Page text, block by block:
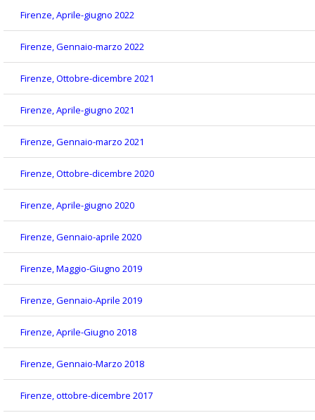
Firenze, Aprile-giugno 2022
Firenze, Gennaio-marzo 2022
Firenze, Ottobre-dicembre 2021
Firenze, Aprile-giugno 2021
Firenze, Gennaio-marzo 2021
Firenze, Ottobre-dicembre 2020
Firenze, Aprile-giugno 2020
Firenze, Gennaio-aprile 2020
Firenze, Maggio-Giugno 2019
Firenze, Gennaio-Aprile 2019
Firenze, Aprile-Giugno 2018
Firenze, Gennaio-Marzo 2018
Firenze, ottobre-dicembre 2017